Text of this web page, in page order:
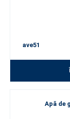
ave51
Apă de